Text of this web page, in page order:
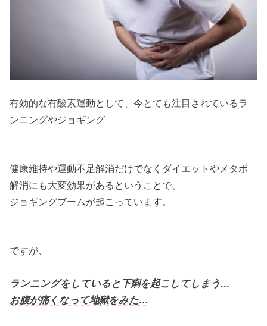
有効的な有酸素運動として、今とても注目されているラ
ンニングやジョギング
健康維持や運動不足解消だけでなくダイエットやメタボ
解消にも大変効果があるということで、
ジョギングブームが起こっています。
ですが、
ランニングをしていると下痢を起こしてしまう…
お腹が痛くなって地獄をみた…